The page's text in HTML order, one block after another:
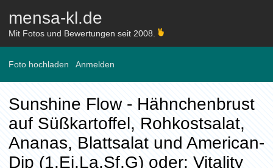
mensa-kl.de
Mit Fotos und Bewertungen seit 2008.
Foto hochladen Anmelden
Sunshine Flow - Hähnchenbrust
auf Süßkartoffel, Rohkostsalat,
Ananas, Blattsalat und American-
Dip (1,Ei,La,Sf,G) oder: Vitality